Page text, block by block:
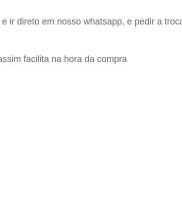
ir direto em nosso whatsapp, e pedir a
facilita na hora da compra